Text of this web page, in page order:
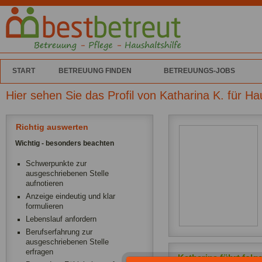
START BETREUUNG FINDEN BETREUUNGS-JOBS
Hier sehen Sie das Profil von Katharina K. für
Richtig auswerten
Wichtig - besonders beachten
Schwerpunkte zur
ausgeschriebenen Stelle
aufnotieren
Anzeige eindeutig und klar
formulieren
Lebenslauf anfordern
Berufserfahrung zur
ausgeschriebenen Stelle
erfragen
Katharina führt